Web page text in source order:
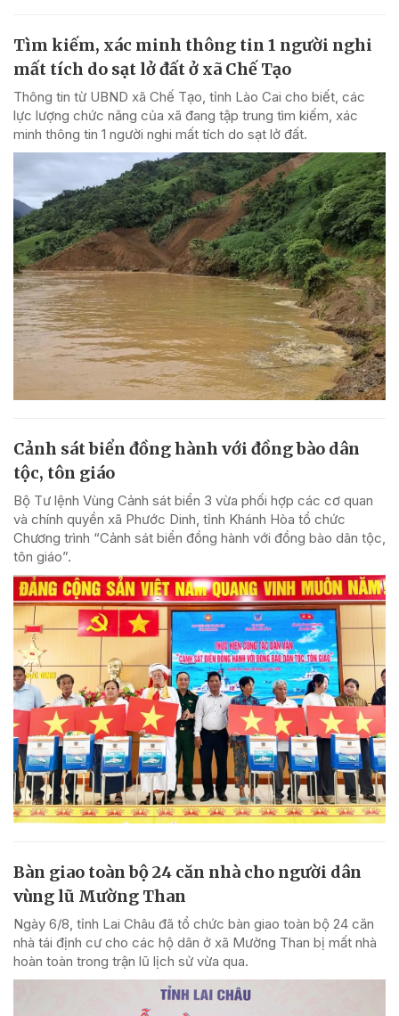
Tìm kiếm, xác minh thông tin 1 người nghi
mất tích do sạt lở đất ở xã Chế Tạo
Thông tin từ UBND xã Chế Tạo, tỉnh Lào Cai cho biết, các
lực lượng chức năng của xã đang tập trung tìm kiếm, xác
minh thông tin 1 người nghi mất tích do sạt lở đất.
Cảnh sát biển đồng hành với đồng bào dân
tộc, tôn giáo
Bộ Tư lệnh Vùng Cảnh sát biển 3 vừa phối hợp các cơ quan
và chính quyền xã Phước Dinh, tỉnh Khánh Hòa tổ chức
Chương trình “Cảnh sát biển đồng hành với đồng bào dân tộc,
tôn giáo”.
Bàn giao toàn bộ 24 căn nhà cho người dân
vùng lũ Mường Than
Ngày 6/8, tỉnh Lai Châu đã tổ chức bàn giao toàn bộ 24 căn
nhà tái định cư cho các hộ dân ở xã Mường Than bị mất nhà
hoàn toàn trong trận lũ lịch sử vừa qua.